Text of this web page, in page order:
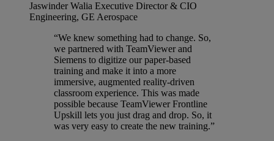
Jaswinder Walia Executive Director & CIO
Engineering, GE Aerospace
“We knew something had to change. So,
we partnered with TeamViewer and
Siemens to digitize our paper-based
training and make it into a more
immersive, augmented reality-driven
classroom experience. This was made
possible because TeamViewer Frontline
Upskill lets you just drag and drop. So, it
was very easy to create the new training.”